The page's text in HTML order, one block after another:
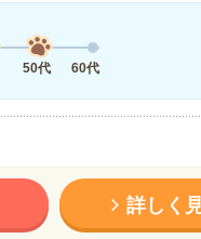
50代 60代
詳しく